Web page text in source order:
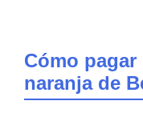
Cómo
naranja de